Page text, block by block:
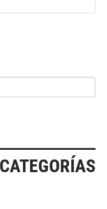
CATEGORÍAS